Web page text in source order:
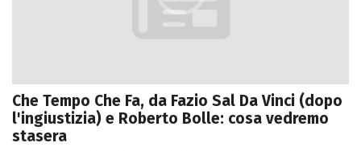
Che Tempo Che Fa, da Fazio Sal Da Vinci (dopo
l'ingiustizia) e Roberto Bolle: cosa vedremo
stasera